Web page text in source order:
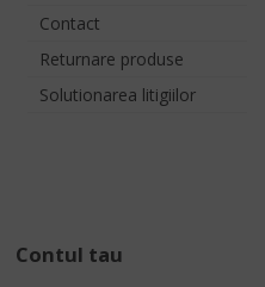
Contact
Returnare produse
Solutionarea litigiilor
Contul tau